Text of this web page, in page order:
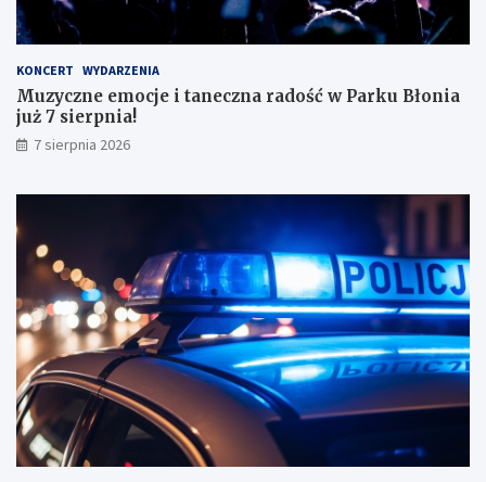
a
ł
m
i
w
y
k
a
m
KONCERT WYDARZENIA
Muzyczne emocje i taneczna radość w Parku Błonia
już 7 sierpnia!
7 sierpnia 2026